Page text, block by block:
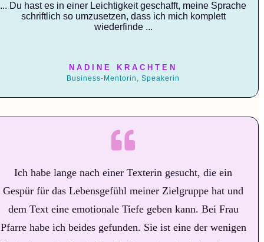
... Du hast es in einer Leichtigkeit geschafft, meine Sprache
schriftlich so umzusetzen, dass ich mich komplett
wiederfinde ...
NADINE KRACHTEN
Business-Mentorin, Speakerin
Ich habe lange nach einer Texterin gesucht, die ein
Gespür für das Lebensgefühl meiner Zielgruppe hat und
dem Text eine emotionale Tiefe geben kann. Bei Frau
Pfarre habe ich beides gefunden. Sie ist eine der wenigen